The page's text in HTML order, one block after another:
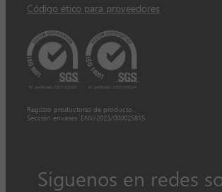
Código ético para proveedores
Registro productores de producto.
Sección envases: ENV/2023/000025815
Síguenos en redes